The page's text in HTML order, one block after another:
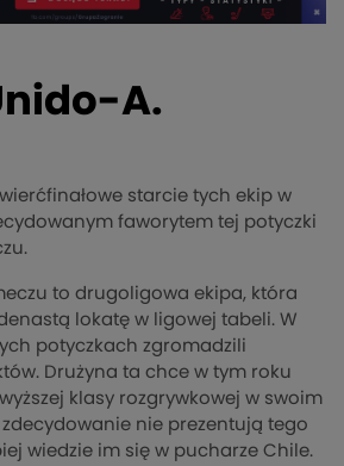
A.
starcie tych ekip w
faworytem tej potyczki
to drugoligowa ekipa, która
lokatę w ligowej tabeli. W
potyczkach zgromadzili
Drużyna ta chce w tym roku
klasy rozgrywkowej w swoim
nie prezentują tego
wiedzie im się w pucharze Chile.